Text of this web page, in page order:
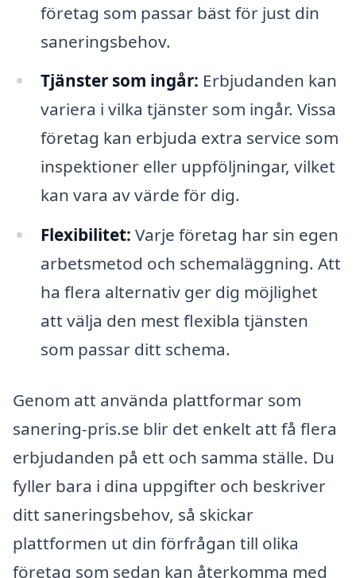
företag som passar bäst för just din
saneringsbehov.
Tjänster som ingår: Erbjudanden kan
variera i vilka tjänster som ingår. Vissa
företag kan erbjuda extra service som
inspektioner eller uppföljningar, vilket
kan vara av värde för dig.
Flexibilitet: Varje företag har sin egen
arbetsmetod och schemaläggning. Att
ha flera alternativ ger dig möjlighet
att välja den mest flexibla tjänsten
som passar ditt schema.
Genom att använda plattformar som
sanering-pris.se blir det enkelt att få flera
erbjudanden på ett och samma ställe. Du
fyller bara i dina uppgifter och beskriver
ditt saneringsbehov, så skickar
plattformen ut din förfrågan till olika
företag som sedan kan återkomma med